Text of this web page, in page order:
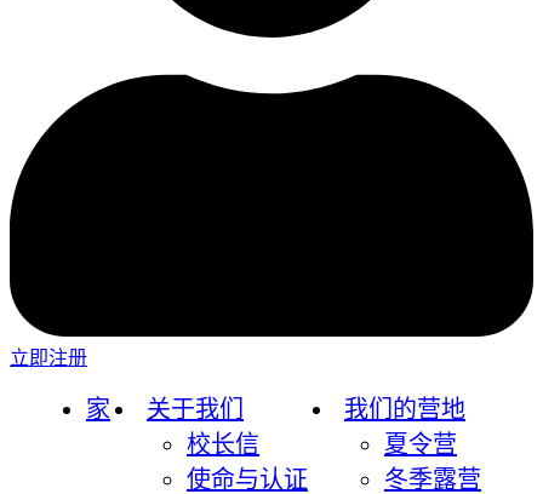
立即注册
家
关于我们
校长信
使命与认证
我们的营地
夏令营
冬季露营